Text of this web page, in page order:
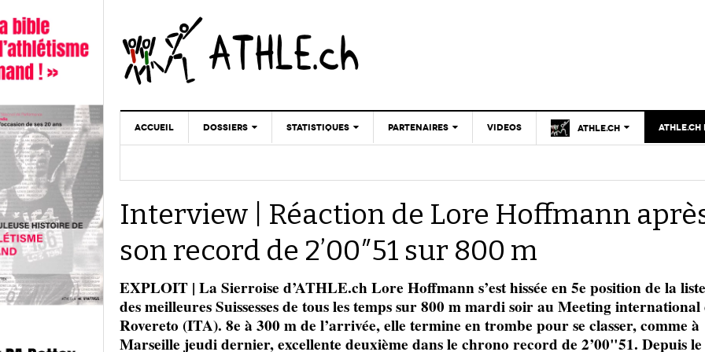
ACCUEIL DOSSIERS
DOPAGE
Breaking4 sur le mile féminin avec Faith
- 26 juin
2025
2025
Lettre de fans à la néo-détentrice du RECORD
D’EUROPE Ditaji Kambundji
STATISTIQUES PARTENAIRES
CLUBS PARTENAIRES
TOUS SUPPORTERS
PUBLICITÉ
VIDEOS ATHLE.CH
D’ATHLE.CH !
CHARTE ÉDITORIALE
ATHLE.CH
ATHLE.CH
| GENÈVE
| VAUD
Interview | Réaction de Lore Hoffmann
son record de 2’00″51 sur 800 m
EXPLOIT | La Sierroise d’ATHLE.ch Lore Hoffmann s’est hissée en 5e position de la liste
des meilleures Suissesses de tous les temps sur 800 m mardi soir au Meeting international
Rovereto (ITA). 8e à 300 m de l’arrivée, elle termine en trombe pour se classer, comme à
Marseille jeudi dernier, excellente deuxième dans le chrono record de 2’00"51. Depuis le